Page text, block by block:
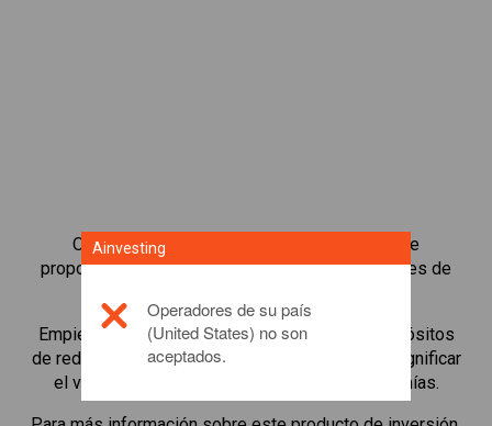
Operar con CFD sobre índices de acciones le
proporciona una amplia variedad de oportunidades de
Empiece a operar con CFDs en Europe 50
y depósitos
de reducido margen con apalancamiento para magnificar
el volumen de trading. Siga sectores y economías.
Ainvesting
Operadores de su país
(United States) no son
aceptados.